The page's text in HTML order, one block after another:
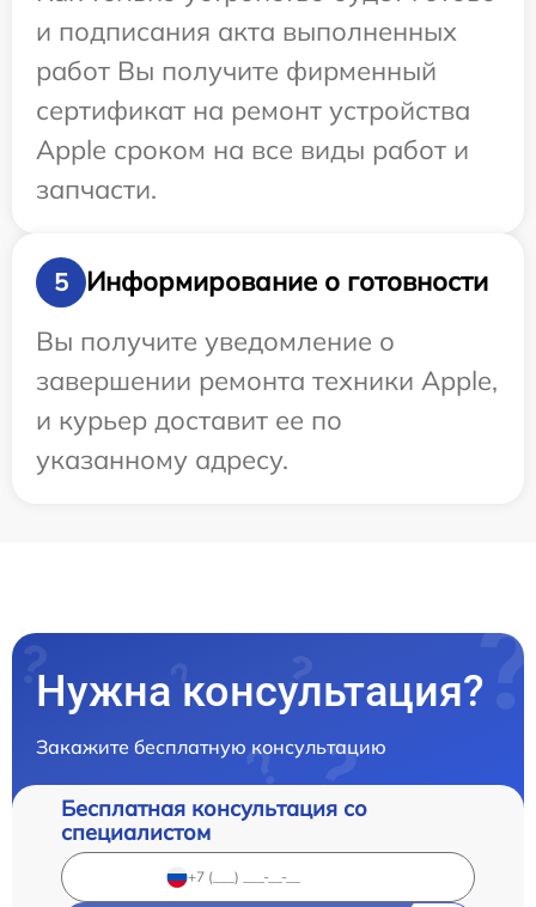
и подписания акта выполненных
работ Вы получите фирменный
сертификат на ремонт устройства
Apple сроком на все виды работ и
запчасти.
5
Информирование о готовности
Вы получите уведомление о
завершении ремонта техники Apple,
и курьер доставит ее по
указанному адресу.
Нужна консультация?
Закажите бесплатную консультацию
Бесплатная консультация со
специалистом